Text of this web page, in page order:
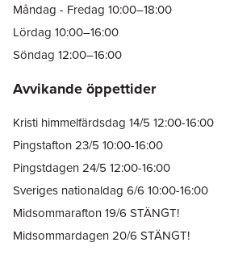
Måndag - Fredag 10:00–18:00
Lördag 10:00–16:00
Söndag 12:00–16:00
Avvikande öppettider
Kristi himmelfärdsdag 14/5 12:00-16:00
Pingstafton 23/5 10:00-16:00
Pingstdagen 24/5 12:00-16:00
Sveriges nationaldag 6/6 10:00-16:00
Midsommarafton 19/6 STÄNGT!
Midsommardagen 20/6 STÄNGT!